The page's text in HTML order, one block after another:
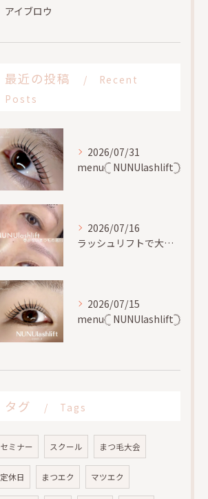
アイブロウ
最近の投稿
Recent
Posts
2026/07/31
menu𓊆 NUNUlashlift𓊇
2026/07/16
ラッシュリフトで大切な事、
2026/07/15
menu𓊆 NUNUlashlift𓊇
タグ Tags
セミナー スクール まつ毛大会
定休日 まつエク マツエク